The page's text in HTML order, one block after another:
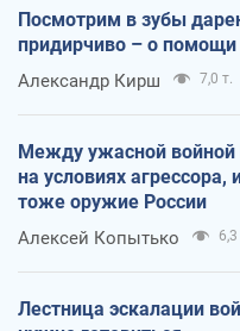
Посмотрим в зубы
придирчиво – о помощи
Александр Кирш 7,0 т.
Между ужасной
на условиях агрессора,
тоже оружие России
Алексей Копытько 6,3
Лестница эскалации